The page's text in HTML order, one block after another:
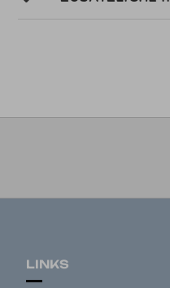
LINKS